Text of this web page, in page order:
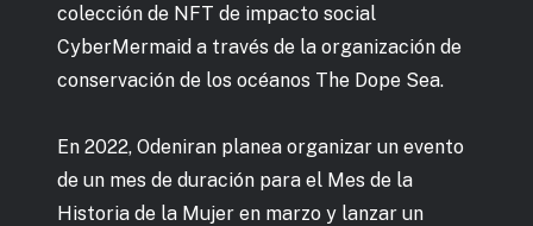
colección de NFT de impacto social
CyberMermaid a través de la organización de
conservación de los océanos The Dope Sea.
En 2022, Odeniran planea organizar un evento
de un mes de duración para el Mes de la
Historia de la Mujer en marzo y lanzar un